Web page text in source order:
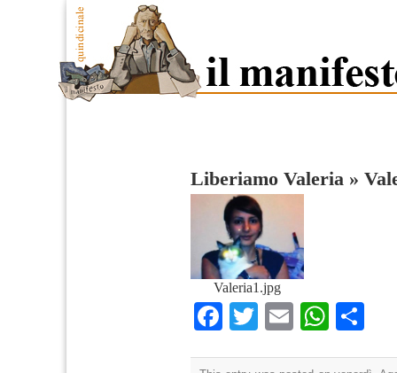
Liberiamo Valeria »
Valeria1.jpg
Facebook
TwitterEmail